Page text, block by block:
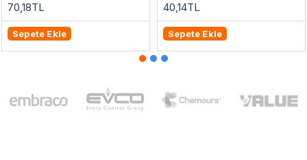
70,18TL
Sepete Ekle
40,14TL
Sepete Ekle